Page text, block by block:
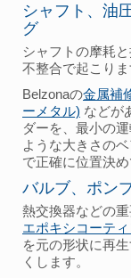
シャフト、油
グ
シャフトの摩耗
不整合で起こりま
Belzonaの金属補
ーメタル) などが
ダーを、最小の
ような大きさの
で正確に位置決
バルブ、ポン
熱交換器などの
エポキシコーテ
を元の形状に再
くします。